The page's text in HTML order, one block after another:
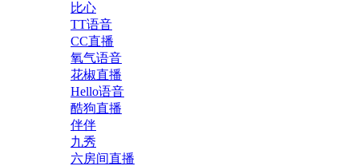
比心
TT语音
CC直播
氧气语音
花椒直播
Hello语音
酷狗直播
伴伴
九秀
六房间直播